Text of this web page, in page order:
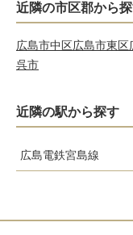
近隣の市区郡から
広島市中区広島市東区
呉市
近隣の駅から探す
広島電鉄宮島線
宮島ボートレース場